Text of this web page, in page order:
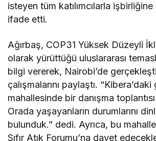
isteyen tüm katılımcılarla işbirliğine
ifade etti.
Ağırbaş, COP31 Yüksek Düzeyli
olarak yürüttüğü uluslararası
bilgi vererek, Nairobi’de
çalışmalarını paylaştı.
mahallesinde bir danışma
Orada yaşayanların durumlarını
bulunduk.” dedi. Ayrıca, bu
Sıfır Atık Forumu’na davet